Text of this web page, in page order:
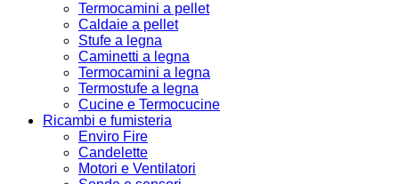
Termocamini a pellet
Caldaie a pellet
Stufe a legna
Caminetti a legna
Termocamini a legna
Termostufe a legna
Cucine e Termocucine
Ricambi e fumisteria
Enviro Fire
Candelette
Motori e Ventilatori